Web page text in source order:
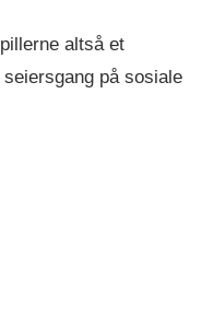
altså et
på sosiale